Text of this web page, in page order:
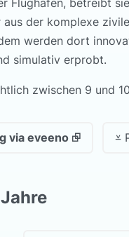
der komplexe
werden dort
simulativ erprobt.
zwischen 9 und
via eveeno ⮺ ⩡